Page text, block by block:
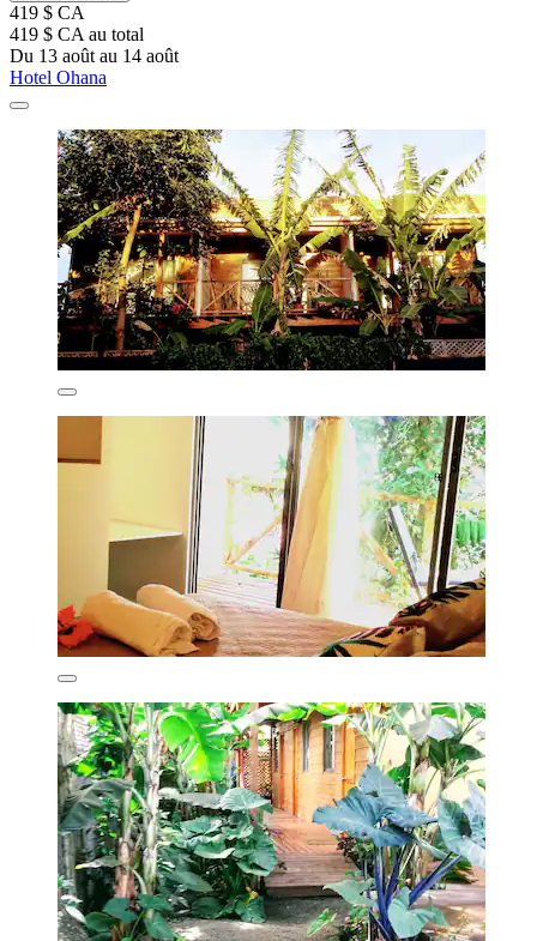
419 $ CA
419 $ CA au total
Du 13 août au 14 août
Hotel Ohana